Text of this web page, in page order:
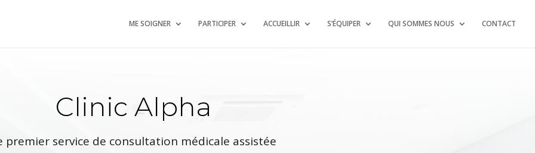
ME SOIGNER PARTICIPER ACCUEILLIR S’ÉQUIPER QUI SOMMES NOUS CONTACT
Clinic Alpha
premier service de consultation médicale assistée